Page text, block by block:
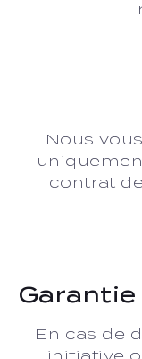
Nous
contrat
En cas de